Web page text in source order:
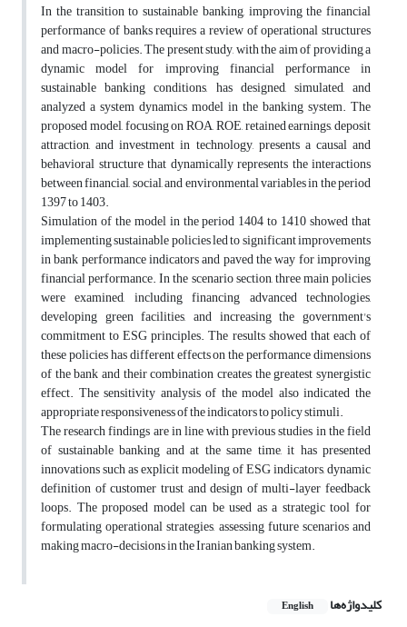
In the transition to sustainable banking, improving the financial
performance of banks requires a review of operational structures
and macro-policies. The present study, with the aim of providing a
dynamic model for improving financial performance in
sustainable banking conditions, has designed, simulated, and
analyzed a system dynamics model in the banking system. The
proposed model, focusing on ROA, ROE, retained earnings, deposit
attraction, and investment in technology, presents a causal and
behavioral structure that dynamically represents the interactions
between financial, social, and environmental variables in the period
1397 to 1403.
Simulation of the model in the period 1404 to 1410 showed that
implementing sustainable policies led to significant improvements
in bank performance indicators and paved the way for improving
financial performance. In the scenario section, three main policies
were examined, including financing advanced technologies,
developing green facilities, and increasing the government's
commitment to ESG principles. The results showed that each of
these policies has different effects on the performance dimensions
of the bank and their combination creates the greatest synergistic
effect. The sensitivity analysis of the model also indicated the
appropriate responsiveness of the indicators to policy stimuli.
The research findings are in line with previous studies in the field
of sustainable banking and at the same time, it has presented
innovations such as explicit modeling of ESG indicators, dynamic
definition of customer trust and design of multi-layer feedback
loops. The proposed model can be used as a strategic tool for
formulating operational strategies, assessing future scenarios and
making macro-decisions in the Iranian banking system.
کلیدواژه‌ها English